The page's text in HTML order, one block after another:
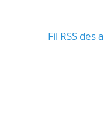
Fil RSS des